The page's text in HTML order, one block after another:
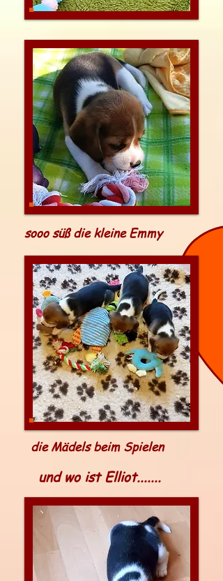
sooo süß die kleine Emmy
die Mädels beim Spielen
und wo ist Elliot.......